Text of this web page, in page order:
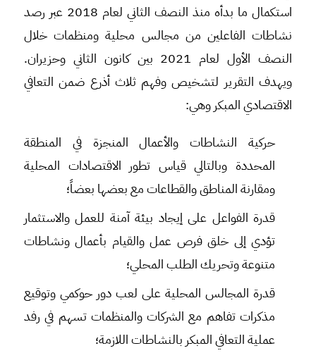
استكمال ما بدأه منذ النصف الثاني لعام 2018 عبر رصد
نشاطات الفاعلين من مجالس محلية ومنظمات خلال
النصف الأول لعام 2021 بين كانون الثاني وحزيران.
ويهدف التقرير لتشخيص وفهم ثلاث أذرع ضمن التعافي
الاقتصادي المبكر وهي:
حركية النشاطات والأعمال المنجزة في المنطقة
المحددة وبالتالي قياس تطور الاقتصادات المحلية
ومقارنة المناطق والقطاعات مع بعضها بعضاً؛
قدرة الفواعل على إيجاد بيئة آمنة للعمل والاستثمار
تؤدي إلى خلق فرص عمل والقيام بأعمال ونشاطات
متنوعة وتحريك الطلب المحلي؛
قدرة المجالس المحلية على لعب دور حوكمي وتوقيع
مذكرات تفاهم مع الشركات والمنظمات تسهم في رفد
عملية التعافي المبكر بالنشاطات اللازمة؛